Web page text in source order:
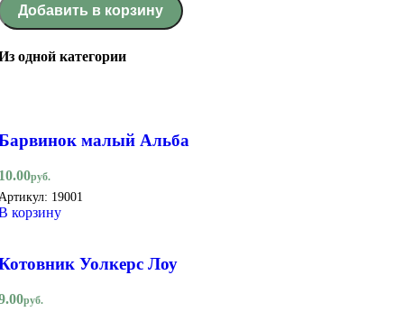
Добавить в корзину
одной категории
малый Альба
руб.
19001
корзину
Уолкерс Лоу
руб.